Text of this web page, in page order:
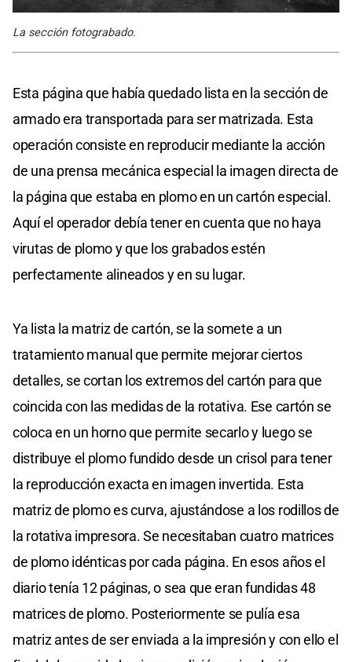
La sección fotograbado.
Esta página que había quedado lista en la sección de
armado era transportada para ser matrizada. Esta
operación consiste en reproducir mediante la acción
de una prensa mecánica especial la imagen directa de
la página que estaba en plomo en un cartón especial.
Aquí el operador debía tener en cuenta que no haya
virutas de plomo y que los grabados estén
perfectamente alineados y en su lugar.
Ya lista la matriz de cartón, se la somete a un
tratamiento manual que permite mejorar ciertos
detalles, se cortan los extremos del cartón para que
coincida con las medidas de la rotativa. Ese cartón se
coloca en un horno que permite secarlo y luego se
distribuye el plomo fundido desde un crisol para tener
la reproducción exacta en imagen invertida. Esta
matriz de plomo es curva, ajustándose a los rodillos de
la rotativa impresora. Se necesitaban cuatro matrices
de plomo idénticas por cada página. En esos años el
diario tenía 12 páginas, o sea que eran fundidas 48
matrices de plomo. Posteriormente se pulía esa
matriz antes de ser enviada a la impresión y con ello el